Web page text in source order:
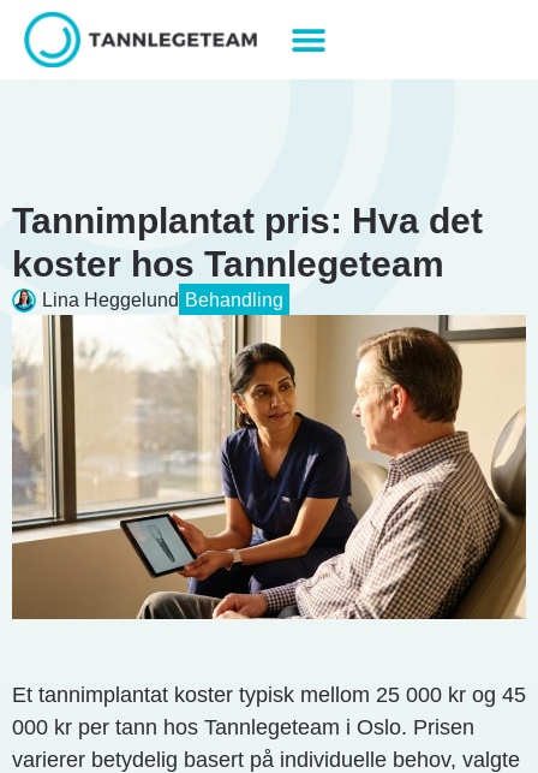
Tannimplantat pris: Hva det
koster hos Tannlegeteam
Lina Heggelund Behandling
Et tannimplantat koster typisk mellom 25 000 kr og 45
000 kr per tann hos Tannlegeteam i Oslo. Prisen
varierer betydelig basert på individuelle behov, valgte